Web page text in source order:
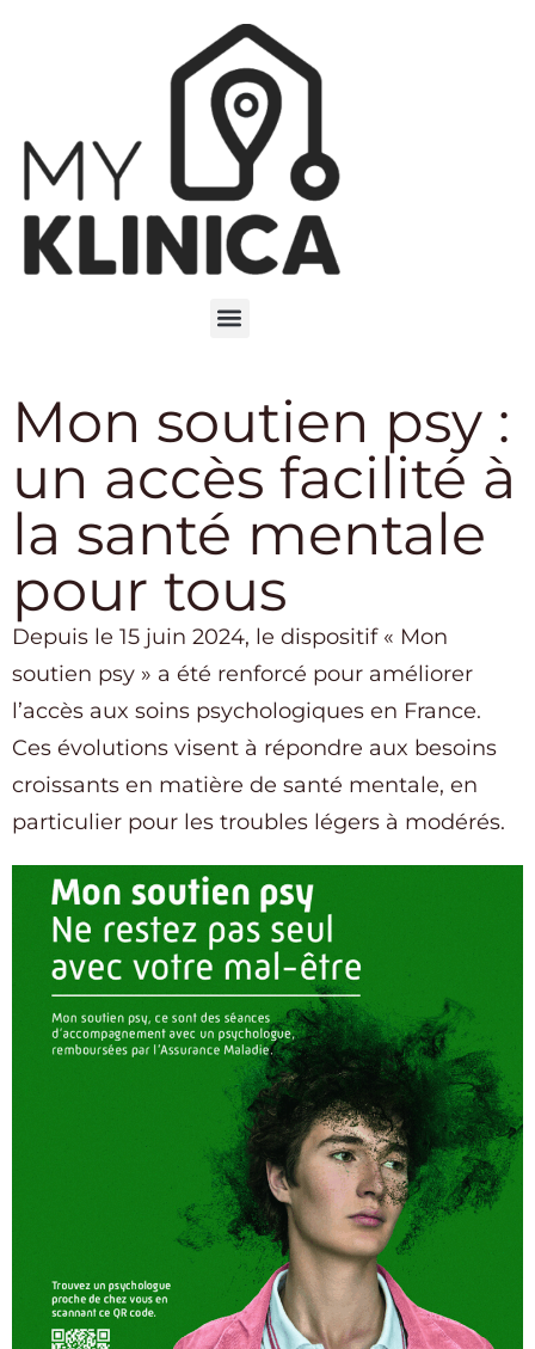
Mon soutien psy :
un accès facilité à
la santé mentale
pour tous
Depuis le 15 juin 2024, le dispositif « Mon
soutien psy » a été renforcé pour améliorer
l’accès aux soins psychologiques en France.
Ces évolutions visent à répondre aux besoins
croissants en matière de santé mentale, en
particulier pour les troubles légers à modérés.